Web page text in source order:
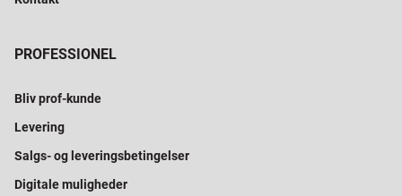
PROFESSIONEL
Bliv prof-kunde
Levering
Salgs- og leveringsbetingelser
Digitale muligheder